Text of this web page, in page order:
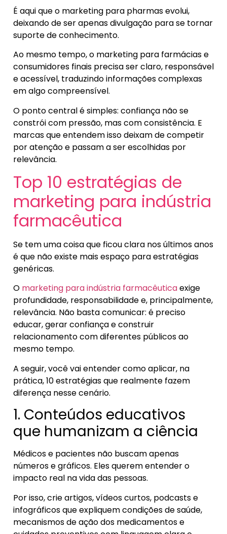
É aqui que o marketing para pharmas evolui,
deixando de ser apenas divulgação para se tornar
suporte de conhecimento.
Ao mesmo tempo, o marketing para farmácias e
consumidores finais precisa ser claro, responsável
e acessível, traduzindo informações complexas
em algo compreensível.
O ponto central é simples: confiança não se
constrói com pressão, mas com consistência. E
marcas que entendem isso deixam de competir
por atenção e passam a ser escolhidas por
relevância.
Top 10 estratégias de
marketing para indústria
farmacêutica
Se tem uma coisa que ficou clara nos últimos anos
é que não existe mais espaço para estratégias
genéricas.
O marketing para indústria farmacêuticaexige
profundidade, responsabilidade e, principalmente,
relevância. Não basta comunicar: é preciso
educar, gerar confiança e construir
relacionamento com diferentes públicos ao
mesmo tempo.
A seguir, você vai entender como aplicar, na
prática, 10 estratégias que realmente fazem
diferença nesse cenário.
1. Conteúdos educativos
que humanizam a ciência
Médicos e pacientes não buscam apenas
números e gráficos. Eles querem entender o
impacto real na vida das pessoas.
Por isso, crie artigos, vídeos curtos, podcasts e
infográficos que expliquem condições de saúde,
mecanismos de ação dos medicamentos e